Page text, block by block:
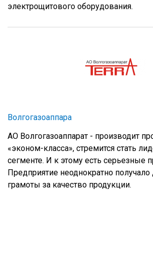
электрощитового оборудования.
Волгогазоаппара
АО Волгогазоаппарат - производит
«эконом-класса», стремится стать
сегменте. И к этому есть серьезные
Предприятие неоднократно
грамоты за качество продукции.